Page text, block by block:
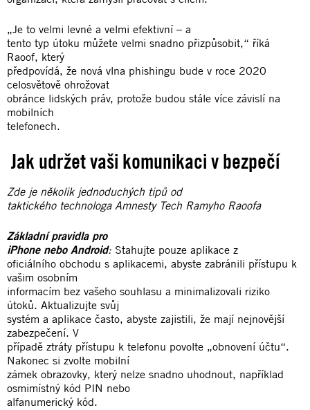
„Je to velmi levné a velmi efektivní – a
tento typ útoku můžete velmi snadno přizpůsobit,“ říká
Raoof, který
předpovídá, že nová vlna phishingu bude v roce 2020
celosvětově ohrožovat
obránce lidských práv, protože budou stále více závislí na
mobilních
telefonech.
Jak udržet vaši komunikaci v bezpečí
Zde je několik jednoduchých tipů od
taktického technologa Amnesty Tech Ramyho Raoofa
Základní pravidla pro
iPhone nebo Android: Stahujte pouze aplikace z
oficiálního obchodu s aplikacemi, abyste zabránili přístupu k
vašim osobním
informacím bez vašeho souhlasu a minimalizovali riziko
útoků. Aktualizujte svůj
systém a aplikace často, abyste zajistili, že mají nejnovější
zabezpečení. V
případě ztráty přístupu k telefonu povolte „obnovení účtu“.
Nakonec si zvolte mobilní
zámek obrazovky, který nelze snadno uhodnout, například
osmimístný kód PIN nebo
alfanumerický kód.